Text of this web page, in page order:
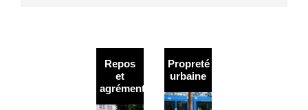
Repos
et
agrément
Propreté
urbaine